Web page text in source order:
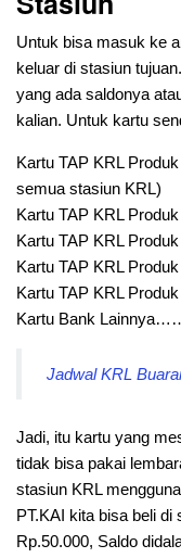
Untuk bisa masuk ke
keluar di stasiun
yang ada saldonya
kalian. Untuk kartu
Kartu TAP KRL
semua stasiun KRL)
Kartu TAP KRL
Kartu TAP KRL
Kartu TAP KRL
Kartu TAP KRL
Kartu Bank
Jadwal KRL
Jadi, itu kartu yang
tidak bisa pakai
stasiun KRL
PT.KAI kita bisa beli
Rp.50.000, Saldo